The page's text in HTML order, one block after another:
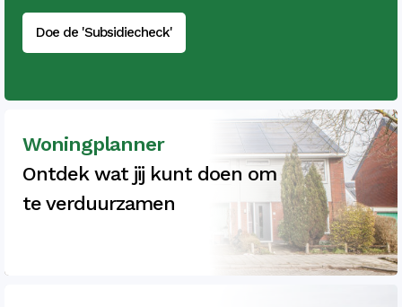
Doe de 'Subsidiecheck'
Woningplanner
Ontdek wat jij kunt doen om
te verduurzamen